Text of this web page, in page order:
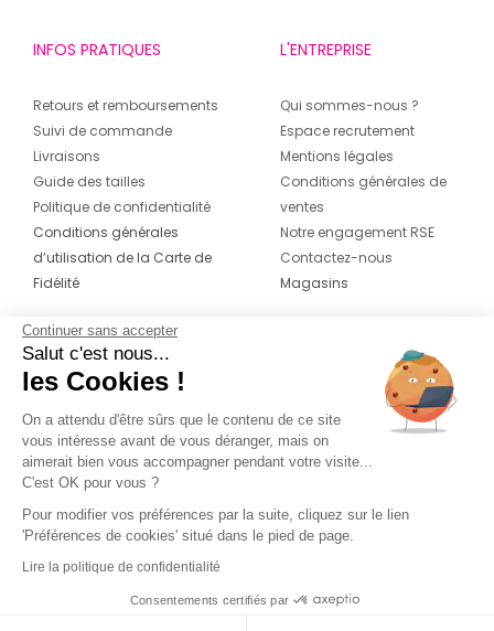
INFOS PRATIQUES
Retours et remboursements
Suivi de commande
Livraisons
Guide des tailles
Politique de confidentialité
Conditions générales
d’utilisation de la Carte de
Fidélité
L'ENTREPRISE
Qui sommes-nous ?
Espace recrutement
Mentions légales
Conditions générales de
ventes
Notre engagement RSE
Contactez-nous
Magasins
CONTACT
04 42 20 78 42
Du lundi au jeudi de 8h30 à 16h30 & le
vendredi de 8h30 à 15h30
Continuer sans accepter
Salut c'est nous...
les Cookies !
On a attendu d'être sûrs que le contenu de ce site
vous intéresse avant de vous déranger, mais on
aimerait bien vous accompagner pendant votre visite...
C'est OK pour vous ?
Pour modifier vos préférences par la suite, cliquez sur le lien
'Préférences de cookies' situé dans le pied de page.
Lire la politique de confidentialité
Consentements certifiés par